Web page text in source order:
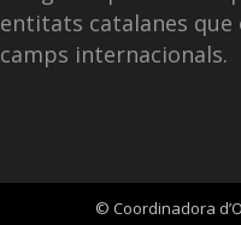
entitats catalanes que
camps internacionals.
© Coordinadora